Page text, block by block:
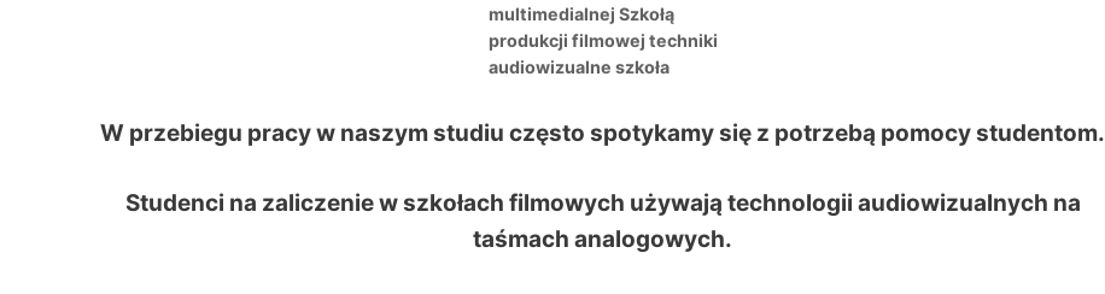
multimedialnej Szkołą
produkcji filmowej techniki
audiowizualne szkoła
W przebiegu pracy w naszym studiu często spotykamy się z potrzebą pomocy studentom.
Studenci na zaliczenie w szkołach filmowych używają technologii audiowizualnych na
taśmach analogowych.